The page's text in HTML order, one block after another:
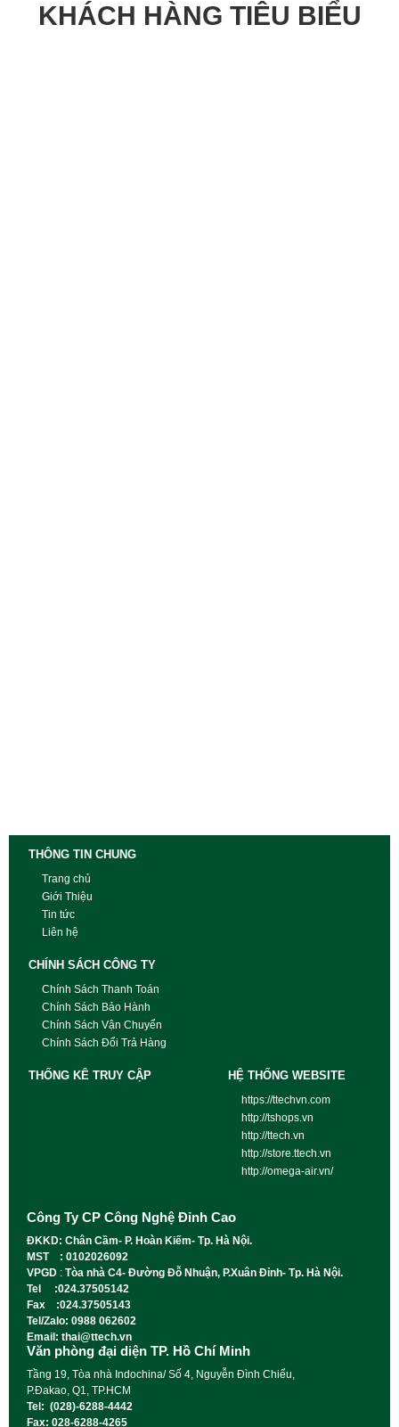
KHÁCH HÀNG TIÊU BIỂU
THÔNG TIN CHUNG
Trang chủ
Giới Thiệu
Tin tức
Liên hệ
CHÍNH SÁCH CÔNG TY
Chính Sách Thanh Toán
Chính Sách Bảo Hành
Chính Sách Vận Chuyển
Chính Sách Đổi Trả Hàng
THỐNG KÊ TRUY CẬP HỆ THỐNG WEBSITE
https://ttechvn.com
http://tshops.vn
http://ttech.vn
http://store.ttech.vn
http://omega-air.vn/
Công Ty CP Công Nghệ Đỉnh Cao
ĐKKD: Chân Cầm- P. Hoàn Kiếm- Tp. Hà Nội.
MST : 0102026092
VPGD : Tòa nhà C4- Đường Đỗ Nhuận, P.Xuân Đỉnh- Tp. Hà Nội.
Tel :024.37505142
Fax :024.37505143
Tel/Zalo: 0988 062602
Email: thai@ttech.vn
Văn phòng đại diện TP. Hồ Chí Minh
Tầng 19, Tòa nhà Indochina/ Số 4, Nguyễn Đình Chiểu,
P.Đakao, Q1, TP.HCM
Tel: (028)-6288-4442
Fax: 028-6288-4265